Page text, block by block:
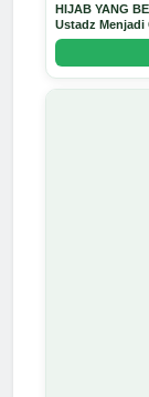
HIJAB YANG
Ustadz Menjadi